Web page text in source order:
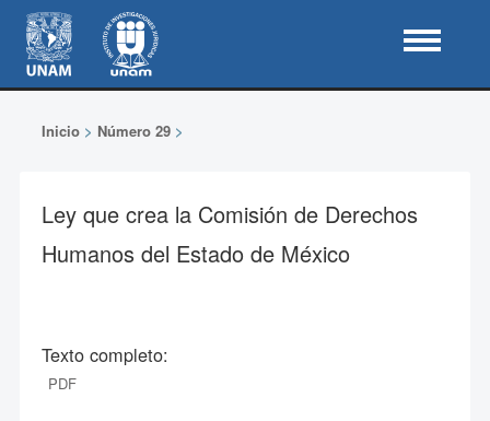
Inicio> Número 29>
Ley que crea la Comisión de Derechos
Humanos del Estado de México
Texto completo:
PDF